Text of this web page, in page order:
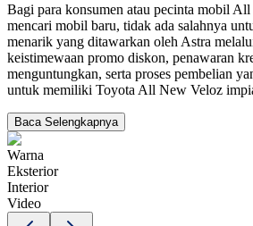
Bagi para konsumen atau pecinta mobil
mencari mobil baru, tidak ada salahnya
menarik yang ditawarkan oleh Astra
keistimewaan promo diskon, penawaran
menguntungkan, serta proses pembelian
untuk memiliki Toyota All New Veloz
Baca Selengkapnya
Warna
Eksterior
Interior
Video